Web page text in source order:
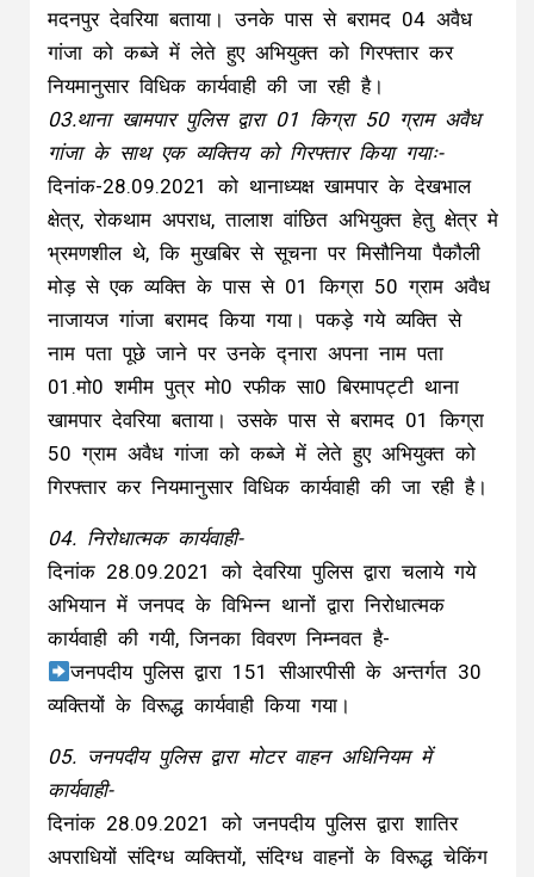
मदनपुर देवरिया बताया। उनके पास से बरामद 04 अवैध
गांजा को कब्जे में लेते हुए अभियुक्त को गिरफ्तार कर
नियमानुसार विधिक कार्यवाही की जा रही है।
03.थाना खामपार पुलिस द्वारा 01 किग्रा 50 ग्राम अवैध
गांजा के साथ एक व्यक्तिय को गिरफ्तार किया गयाः-
दिनांक-28.09.2021 को थानाध्यक्ष खामपार के देखभाल
क्षेत्र, रोकथाम अपराध, तालाश वांछित अभियुक्त हेतु क्षेत्र मे
भ्रमणशील थे, कि मुखबिर से सूचना पर मिसौनिया पैकौली
मोड़ से एक व्यक्ति के पास से 01 किग्रा 50 ग्राम अवैध
नाजायज गांजा बरामद किया गया। पकड़े गये व्यक्ति से
नाम पता पूछे जाने पर उनके द्नारा अपना नाम पता
01.मो0 शमीम पुत्र मो0 रफीक सा0 बिरमापट्टी थाना
खामपार देवरिया बताया। उसके पास से बरामद 01 किग्रा
50 ग्राम अवैध गांजा को कब्जे में लेते हुए अभियुक्त को
गिरफ्तार कर नियमानुसार विधिक कार्यवाही की जा रही है।
04. निरोधात्मक कार्यवाही-
दिनांक 28.09.2021 को देवरिया पुलिस द्वारा चलाये गये
अभियान में जनपद के विभिन्न थानों द्वारा निरोधात्मक
कार्यवाही की गयी, जिनका विवरण निम्नवत है-
जनपदीय पुलिस द्वारा 151 सीआरपीसी के अन्तर्गत 30
व्यक्तियों के विरूद्ध कार्यवाही किया गया।
05. जनपदीय पुलिस द्वारा मोटर वाहन अधिनियम में
कार्यवाही-
दिनांक 28.09.2021 को जनपदीय पुलिस द्वारा शातिर
अपराधियों संदिग्ध व्यक्तियों, संदिग्ध वाहनों के विरूद्ध चेकिंग